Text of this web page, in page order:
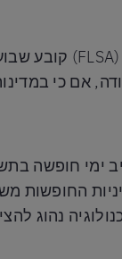
אם כי
נהוג